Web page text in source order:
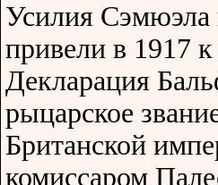
Усилия Сэмюэла
привели в 1917
Декларация
рыцарское
Британской
комиссаром